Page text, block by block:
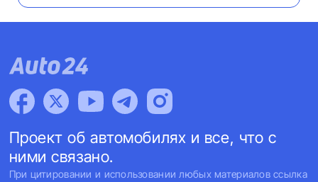
Проект об автомобилях и все, что с
ними связано.
При цитировании и использовании любых материалов ссылка